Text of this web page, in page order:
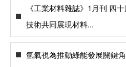
《工業材料雜誌》1月刊 四
技術共同展現材料...
氫氣視為推動綠能發展關鍵